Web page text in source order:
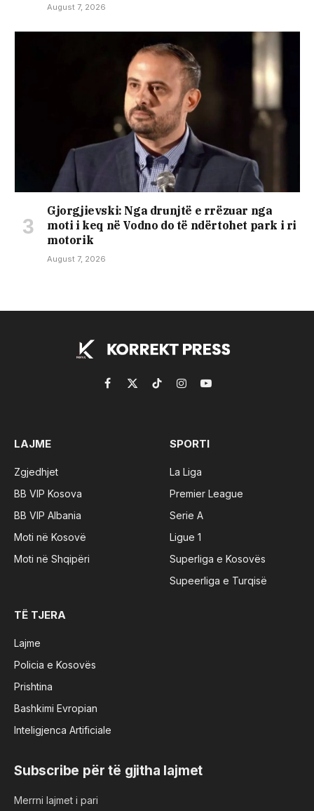
August 7, 2026
Gjorgjievski: Nga drunjtë e rrëzuar nga
moti i keq në Vodno do të ndërtohet park i ri
motorik
August 7, 2026
Facebook
X
TikTokInstagramYouTube
LAJME
Zgjedhjet
BB VIP Kosova
BB VIP Albania
Moti në Kosovë
Moti në Shqipëri
SPORTI
La Liga
Premier League
Serie A
Ligue 1
Superliga e Kosovës
Supeerliga e Turqisë
TË TJERA
Lajme
Policia e Kosovës
Prishtina
Bashkimi Evropian
Inteligjenca Artificiale
Subscribe për të gjitha lajmet
Merrni lajmet i pari